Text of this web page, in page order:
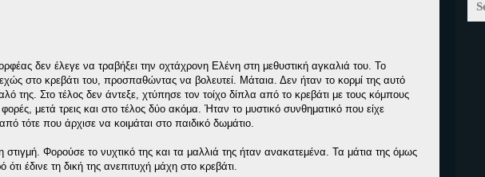
δεν έλεγε να τραβήξει την οχτάχρονη Ελένη στη μεθυστική αγκαλιά του. Το
στο κρεβάτι του, προσπαθώντας να βολευτεί. Μάταια. Δεν ήταν το κορμί της αυτό
της. Στο τέλος δεν άντεξε, χτύπησε τον τοίχο δίπλα από το κρεβάτι με τους κόμπους
μετά τρεις και στο τέλος δύο ακόμα. Ήταν το μυστικό συνθηματικό που είχε
τότε που άρχισε να κοιμάται στο παιδικό δωμάτιο.
στιγμή. Φορούσε το νυχτικό της και τα μαλλιά της ήταν ανακατεμένα. Τα μάτια της όμως
έδινε τη δική της ανεπιτυχή μάχη στο κρεβάτι.